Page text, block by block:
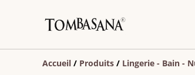
Accueil / Produits / Lingerie - Bain -